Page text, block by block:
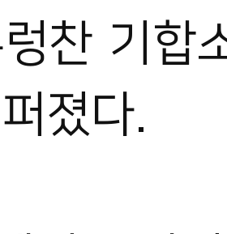
찬 기합
졌다.